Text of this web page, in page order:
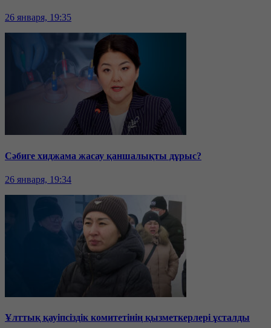
26 января, 19:35
Сәбиге хиджама жасау қаншалықты дұрыс?
26 января, 19:34
Ұлттық қауіпсіздік комитетінің қызметкерлері ұсталды